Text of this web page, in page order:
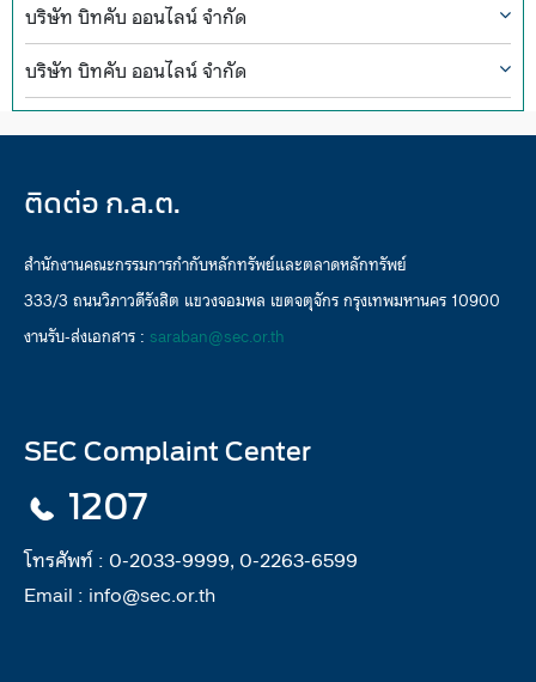
บริษัท บิทคับ ออนไลน์ จำกัด
บริษัท บิทคับ ออนไลน์ จำกัด
ติดต่อ ก.ล.ต.
สำนักงานคณะกรรมการกำกับหลักทรัพย์และตลาดหลักทรัพย์
333/3 ถนนวิภาวดีรังสิต แขวงจอมพล เขตจตุจักร กรุงเทพมหานคร 10900
งานรับ-ส่งเอกสาร : saraban@sec.or.th
SEC Complaint Center
1207
โทรศัพท์ : 0-2033-9999, 0-2263-6599
Email : info@sec.or.th